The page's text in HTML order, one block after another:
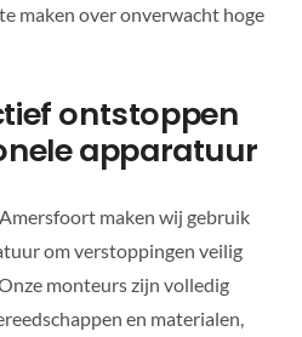
maken over onverwacht hoge
ontstoppen
apparatuur
maken wij gebruik
om verstoppingen veilig
monteurs zijn volledig
en materialen,